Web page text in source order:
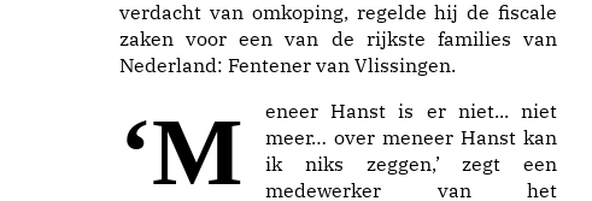
verdacht van omkoping, regelde hij de fiscale
zaken voor een van de rijkste families van
Nederland: Fentener van Vlissingen.
‘Meneer Hanst is er niet... niet
meer… over meneer Hanst kan
ik niks zeggen,’ zegt een
medewerker van het